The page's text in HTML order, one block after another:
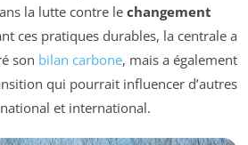
la lutte contre le changement
ces pratiques durables, la centrale a
son bilan carbone, mais a également
qui pourrait influencer d’autres
et international.